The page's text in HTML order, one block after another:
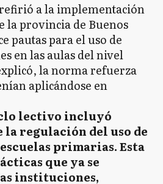
a la implementación
la provincia de Buenos
pautas para el uso de
en las aulas del nivel
la norma refuerza
aplicándose en
lectivo incluyó
la regulación del uso de
primarias. Esta
que ya se
instituciones,